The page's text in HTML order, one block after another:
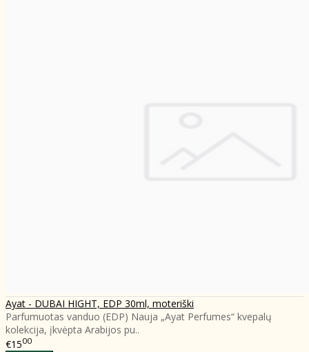
Ayat - DUBAI HIGHT, EDP 30ml, moteriški
Parfumuotas vanduo (EDP) Nauja „Ayat Perfumes“ kvepalų
kolekcija, įkvėpta Arabijos pu..
€1500